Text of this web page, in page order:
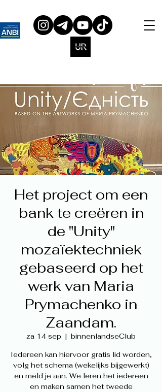
Het project om een
bank te creëren in
de "Unity"
mozaïektechniek
gebaseerd op het
werk van Maria
Prymachenko in
Zaandam.
za 14 sep
  |
binnenlandseClub
Iedereen kan hiervoor gratis lid worden,
volg het schema (wekelijks bijgewerkt)
en meld je aan. We leren het iedereen
en maken samen het tweede